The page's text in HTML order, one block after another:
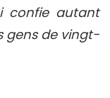
confie autant
gens de vingt-